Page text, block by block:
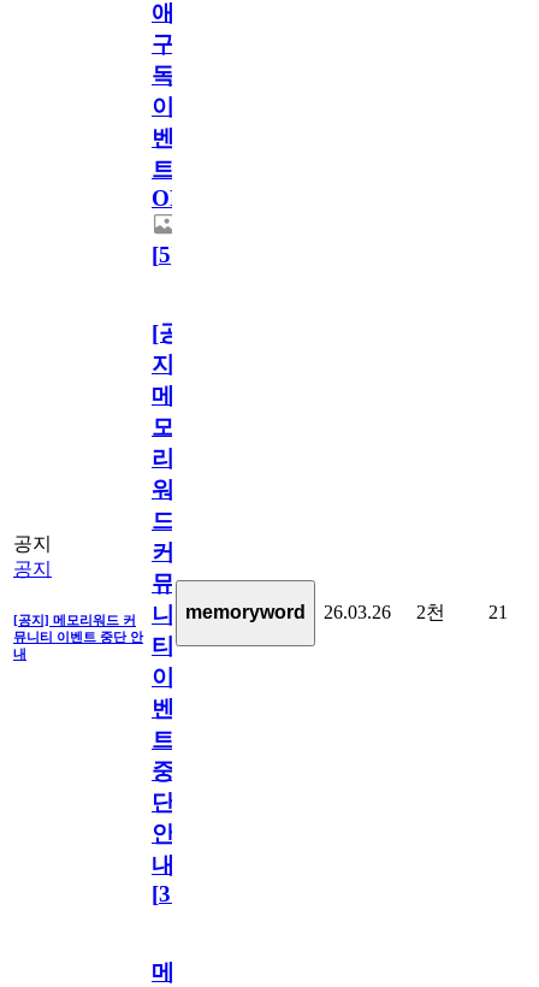
애
구
독
이
벤
트
OPEN!
[5]
공지
공지
[공지] 메모리워드 커
뮤니티 이벤트 중단 안
내
[공
지]
메
모
리
워
드
커
뮤
니
티
이
벤
트
중
단
안
내
[31
memoryword 26.03.26 2천 21
메